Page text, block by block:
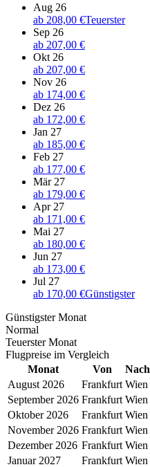
Aug 26
ab 208,00 €Teuerster
Sep 26
ab 207,00 €
Okt 26
ab 207,00 €
Nov 26
ab 174,00 €
Dez 26
ab 172,00 €
Jan 27
ab 185,00 €
Feb 27
ab 177,00 €
Mär 27
ab 179,00 €
Apr 27
ab 171,00 €
Mai 27
ab 180,00 €
Jun 27
ab 173,00 €
Jul 27
ab 170,00 €Günstigster
Günstigster Monat
Normal
Teuerster Monat
Flugpreise im Vergleich
Monat
Von Nach
August 2026
Frankfurt Wien
September 2026 Frankfurt Wien
Oktober 2026
Frankfurt Wien
November 2026 Frankfurt Wien
Dezember 2026 Frankfurt Wien
Januar 2027
Frankfurt Wien